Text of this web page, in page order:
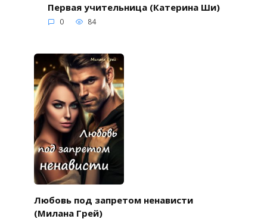
Первая учительница (Катерина Ши)
0 84
Любовь под запретом ненависти
(Милана Грей)